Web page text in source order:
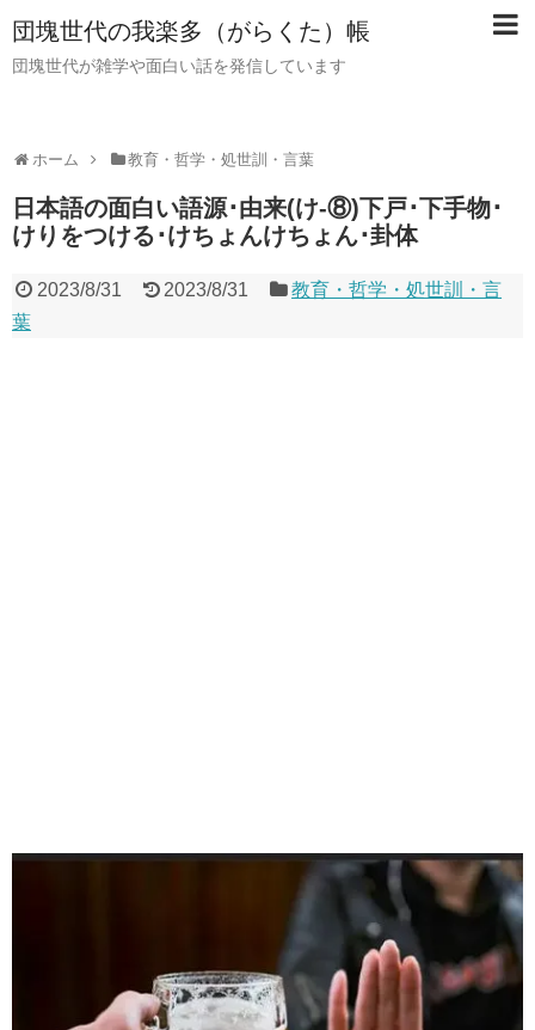
団塊世代の我楽多（がらくた）帳
団塊世代が雑学や面白い話を発信しています
ホーム 教育・哲学・処世訓・言葉
日本語の面白い語源･由来(け-⑧)下戸･下手物･
けりをつける･けちょんけちょん･卦体
2023/8/31 2023/8/31
教育・哲学・処世訓・言
葉